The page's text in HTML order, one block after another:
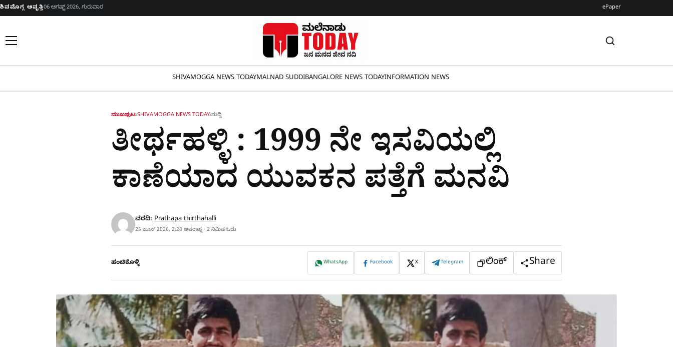
Skip to content
ಶಿವಮೊಗ್ಗ ಆವೃತ್ತಿ06 ಆಗಷ್ಟ್ 2026, ಗುರುವಾರ ePaper
SHIVAMOGGA NEWS TODAYMALNAD SUDDIBANGALORE NEWS TODAYINFORMATION NEWS
ಮುಖಪುಟ›SHIVAMOGGA NEWS TODAY›ಸುದ್ದಿ
ತೀರ್ಥಹಳ್ಳಿ : 1999 ನೇ ಇಸವಿಯಲ್ಲಿ
ಕಾಣೆಯಾದ ಯುವಕನ ಪತ್ತೆಗೆ ಮನವಿ
ವರದಿ: Prathapa thirthahalli
25 ಜೂನ್ 2026, 2:28 ಅಪರಾಹ್ನ · 2 ನಿಮಿಷ ಓದು
ಹಂಚಿಕೊಳ್ಳಿ WhatsApp Facebook X Telegram ಲಿಂಕ್ Share